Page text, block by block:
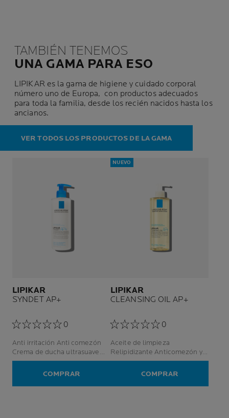
TAMBIÉN TENEMOS
UNA GAMA PARA ESO
LIPIKAR es la gama de higiene y cuidado corporal
número uno de Europa, con productos adecuados
para toda la familia, desde los recién nacidos hasta los
ancianos.
VER TODOS LOS PRODUCTOS DE LA GAMA
LIPIKAR
SYNDET AP+
0
Anti irritación Anti comezón
Crema de ducha ultrasuave
Rostro y cuerpo
COMPRAR
NUEVO
LIPIKAR
CLEANSING OIL AP+
0
Aceite de limpieza
Relipidizante Anticomezón y
antiirritación Rostro y cuerpo
COMPRAR